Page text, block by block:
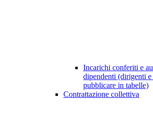
Incarichi conferiti e
dipendenti (dirigenti
pubblicare in tabelle)
Contrattazione collettiva